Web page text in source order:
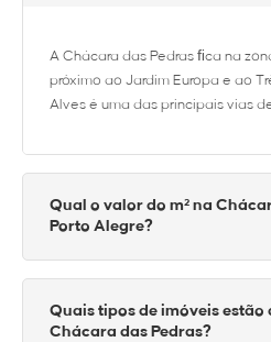
A Chácara das Pedras ﬁca na
próximo ao Jardim Europa e ao
Alves é uma das principais vias
Qual o valor do m² na
Porto Alegre?
13.000, dependendo da tipologia e
Quais tipos de imóveis estão
Chácara das Pedras?